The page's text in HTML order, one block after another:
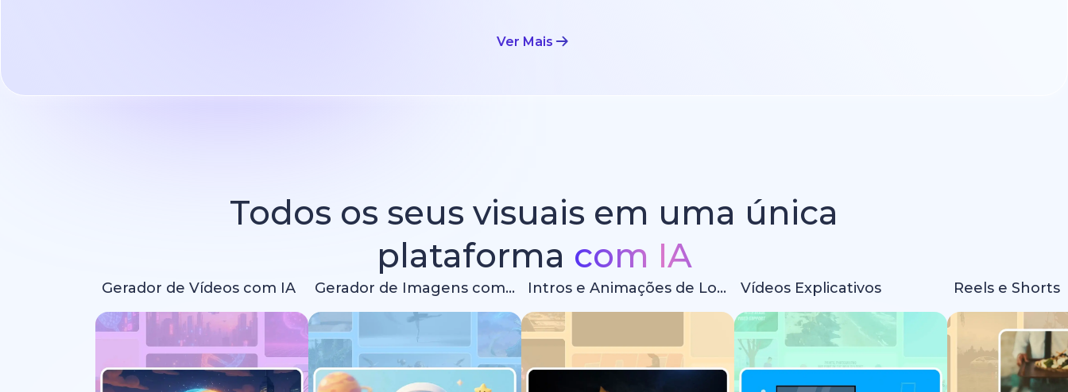
Ver Mais
Todos os seus visuais em uma única
plataforma com IA
Gerador de Vídeos com IA Gerador de Imagens com IA Intros e Animações de Logo Vídeos Explicativos Reels e Shorts